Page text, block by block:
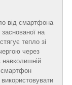
від смартфона
заснованої на
тепло зі
через
навколишній
смартфон